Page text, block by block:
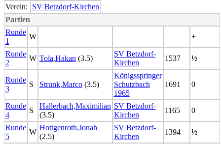
Verein:
SV Betzdorf-Kirchen
Partien
Runde
1
W +
Runde
2
W Tola,Hakan (3.5)
SV Betzdorf-
Kirchen
1537 ½
Runde
3
S Strunk,Marco(3.5)
Königsspringer
Schutzbach
1965
1691 0
Runde
4
S
Hallerbach,Maximilian
(3.5)
SV Betzdorf-
Kirchen
1165 0
Runde
5
W
Hottgenroth,Jonah
(2.5)
SV Betzdorf-
Kirchen
1394 ½